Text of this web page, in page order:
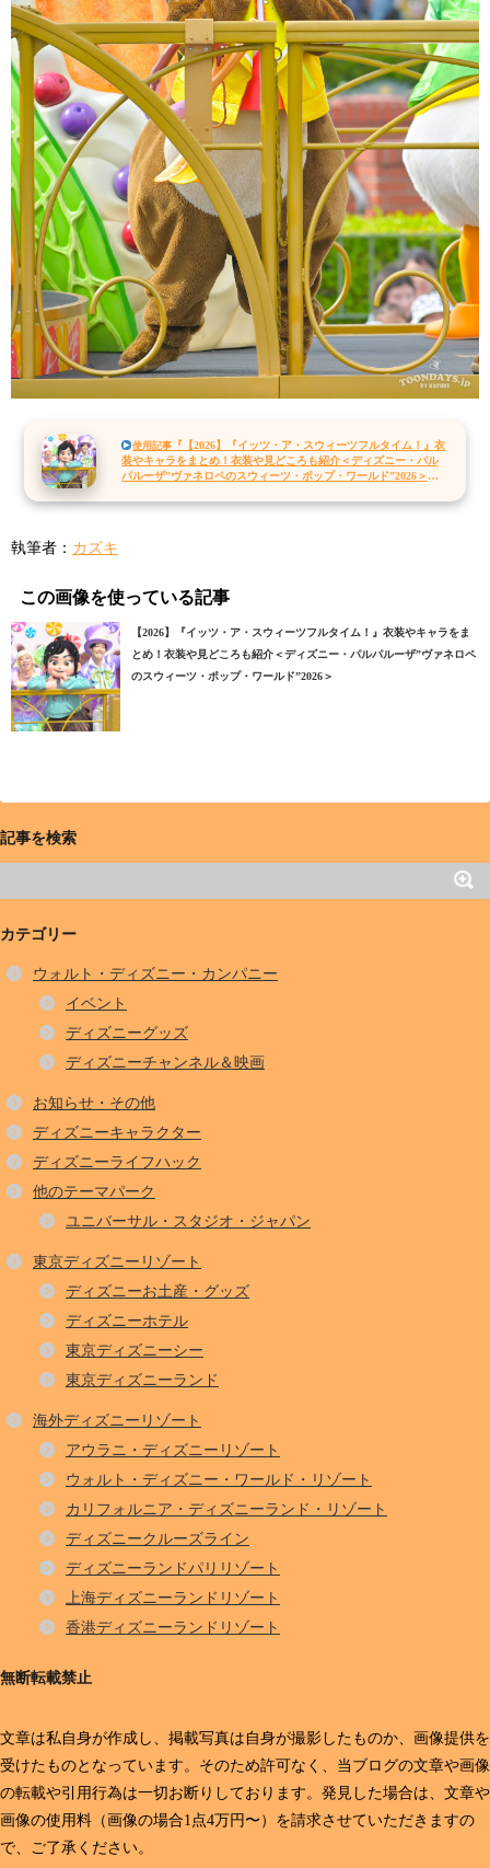
使用記事 『【2026】『イッツ・ア・スウィーツフルタイム！』衣
装やキャラをまとめ！衣装や見どころも紹介＜ディズニー・パル
パルーザ”ヴァネロペのスウィーツ・ポップ・ワールド”2026＞』
執筆者： カズキ
この画像を使っている記事
【2026】『イッツ・ア・スウィーツフルタイム！』衣装やキャラをま
とめ！衣装や見どころも紹介＜ディズニー・パルパルーザ”ヴァネロペ
のスウィーツ・ポップ・ワールド”2026＞
記事を検索
カテゴリー
ウォルト・ディズニー・カンパニー
イベント
ディズニーグッズ
ディズニーチャンネル＆映画
お知らせ・その他
ディズニーキャラクター
ディズニーライフハック
他のテーマパーク
ユニバーサル・スタジオ・ジャパン
東京ディズニーリゾート
ディズニーお土産・グッズ
ディズニーホテル
東京ディズニーシー
東京ディズニーランド
海外ディズニーリゾート
アウラニ・ディズニーリゾート
ウォルト・ディズニー・ワールド・リゾート
カリフォルニア・ディズニーランド・リゾート
ディズニークルーズライン
ディズニーランドパリリゾート
上海ディズニーランドリゾート
香港ディズニーランドリゾート
無断転載禁止
文章は私自身が作成し、掲載写真は自身が撮影したものか、画像提供を
受けたものとなっています。そのため許可なく、当ブログの文章や画像
の転載や引用行為は一切お断りしております。発見した場合は、文章や
画像の使用料（画像の場合1点4万円〜）を請求させていただきますの
で、ご了承ください。